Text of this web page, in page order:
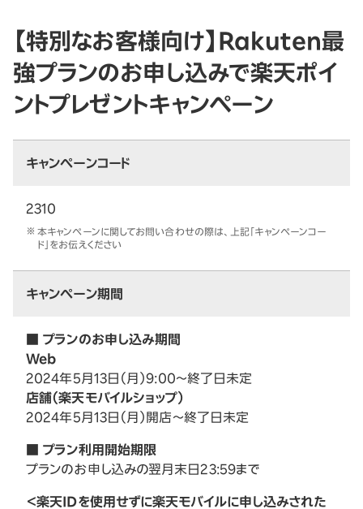
【特別なお客様向け】Rakuten最
強プランのお申し込みで楽天ポイ
ントプレゼントキャンペーン
キャンペーンコード
2310
本キャンペーンに関してお問い合わせの際は、上記「キャンペーンコー
ド」をお伝えください
キャンペーン期間
■ プランのお申し込み期間
Web
2024年5月13日（月）9:00～終了日未定
店舗（楽天モバイルショップ）
2024年5月13日（月）開店～終了日未定
■ プラン利用開始期限
プランのお申し込みの翌月末日23:59まで
＜楽天IDを使用せずに楽天モバイルに申し込みされた